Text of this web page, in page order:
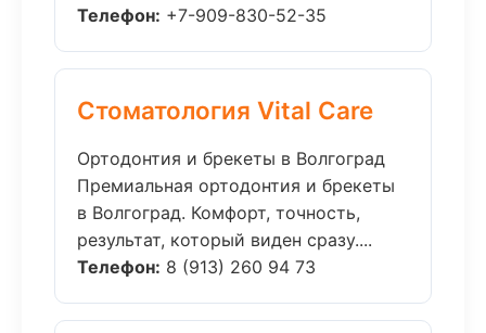
Телефон: +7-909-830-52-35
Стоматология Vital Care
Ортодонтия и брекеты в Волгоград
Премиальная ортодонтия и брекеты
в Волгоград. Комфорт, точность,
результат, который виден сразу....
Телефон: 8 (913) 260 94 73